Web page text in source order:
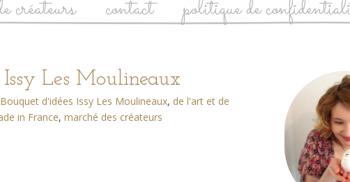
créateurs contact politique de
Issy Les Moulineaux
Bouquet d'idées Issy Les Moulineaux, de l'art et de
in France,marché des créateurs